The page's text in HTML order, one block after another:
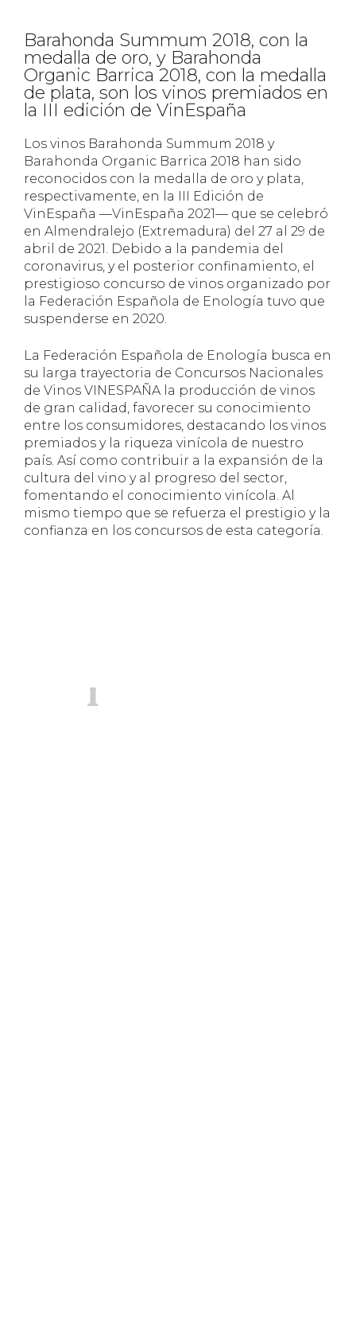
Barahonda Summum 2018, con la
medalla de oro, y Barahonda
Organic Barrica 2018, con la medalla
de plata, son los vinos premiados en
la III edición de VinEspaña
Los vinos Barahonda Summum 2018 y
Barahonda Organic Barrica 2018 han sido
reconocidos con la medalla de oro y plata,
respectivamente, en la III Edición de
VinEspaña —VinEspaña 2021— que se celebró
en Almendralejo (Extremadura) del 27 al 29 de
abril de 2021. Debido a la pandemia del
coronavirus, y el posterior confinamiento, el
prestigioso concurso de vinos organizado por
la Federación Española de Enología tuvo que
suspenderse en 2020.
La Federación Española de Enología busca en
su larga trayectoria de Concursos Nacionales
de Vinos VINESPAÑA la producción de vinos
de gran calidad, favorecer su conocimiento
entre los consumidores, destacando los vinos
premiados y la riqueza vinícola de nuestro
país. Así como contribuir a la expansión de la
cultura del vino y al progreso del sector,
fomentando el conocimiento vinícola. Al
mismo tiempo que se refuerza el prestigio y la
confianza en los concursos de esta categoría.